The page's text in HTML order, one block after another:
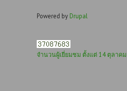
Powered by Drupal
จำนวนผู้เยี่ยมชม ตั้งแต่ 14 ตุลาคม